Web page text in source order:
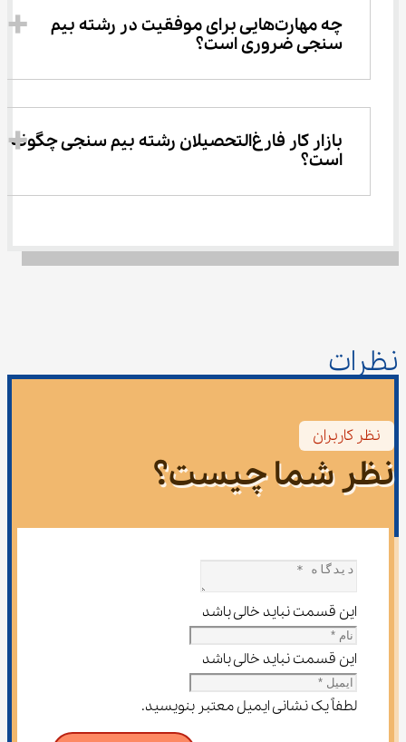
چه مهارت‌هایی برای موفقیت در رشته بیم
سنجی ضروری است؟
بازار کار فارغ‌التحصیلان رشته بیم سنجی چگونه
است؟
نظرات
نظر کاربران
نظر شما چیست؟
این قسمت نباید خالی باشد
این قسمت نباید خالی باشد
لطفاً یک نشانی ایمیل معتبر بنویسید.